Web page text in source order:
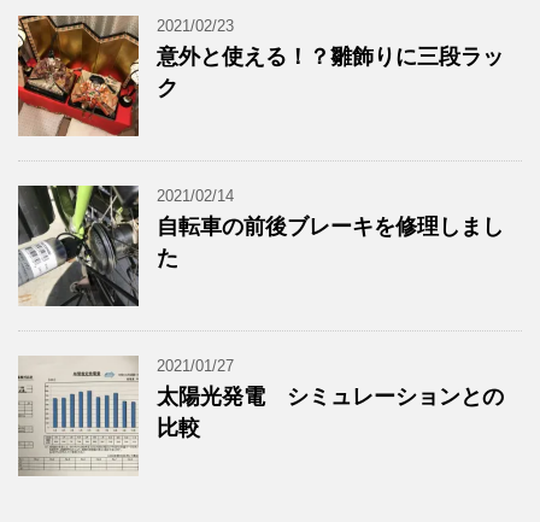
2021/02/23
意外と使える！？雛飾りに三段ラッ
ク
2021/02/14
自転車の前後ブレーキを修理しまし
た
2021/01/27
太陽光発電 シミュレーションとの
比較